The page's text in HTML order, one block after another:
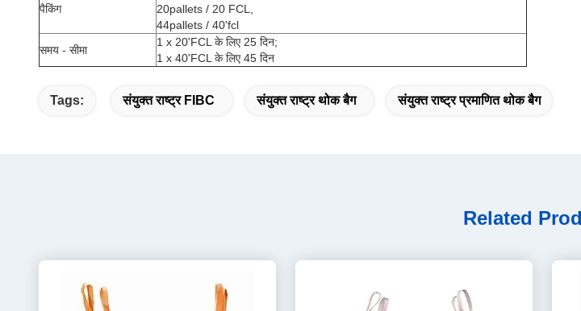
पैकिंग
20pallets / 20 FCL,
44pallets / 40'fcl
समय - सीमा
1 x 20'FCL के लिए 25 दिन;
1 x 40'FCL के लिए 45 दिन
Tags: संयुक्त राष्ट्र FIBC संयुक्त राष्ट्र थोक बैग संयुक्त राष्ट्र प्रमाणित थोक बैग
Related